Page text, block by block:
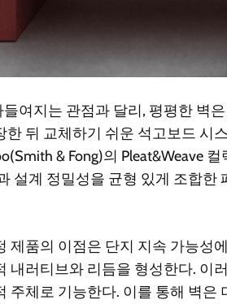
여지는 관점과 달리, 평평한 벽
한 뒤 교체하기 쉬운 석고보드 시
& Fong)의 Pleat&Weave
설계 정밀성을 균형 있게 조합
제품의 이점은 단지 지속 가능성
내러티브와 리듬을 형성한다. 이
주체로 기능한다. 이를 통해 벽